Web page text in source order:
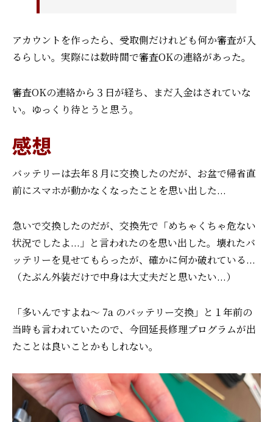
アカウントを作ったら、受取側だけれども何か審査が入
るらしい。 実際には数時間で審査OKの連絡があった。
審査OKの連絡から３日が経ち、まだ入金はされていな
い。ゆっくり待とうと思う。
感想
バッテリーは去年８月に交換したのだが、お盆で帰省直
前にスマホが動かなくなったことを思い出した...
急いで交換したのだが、交換先で「めちゃくちゃ危ない
状況でしたよ...」と言われたのを思い出した。 壊れたバ
ッテリーを見せてもらったが、確かに何か破れている...
（たぶん外装だけで中身は大丈夫だと思いたい...）
「多いんですよね〜 7a のバッテリー交換」と１年前の
当時も言われていたので、 今回延長修理プログラムが出
たことは良いことかもしれない。